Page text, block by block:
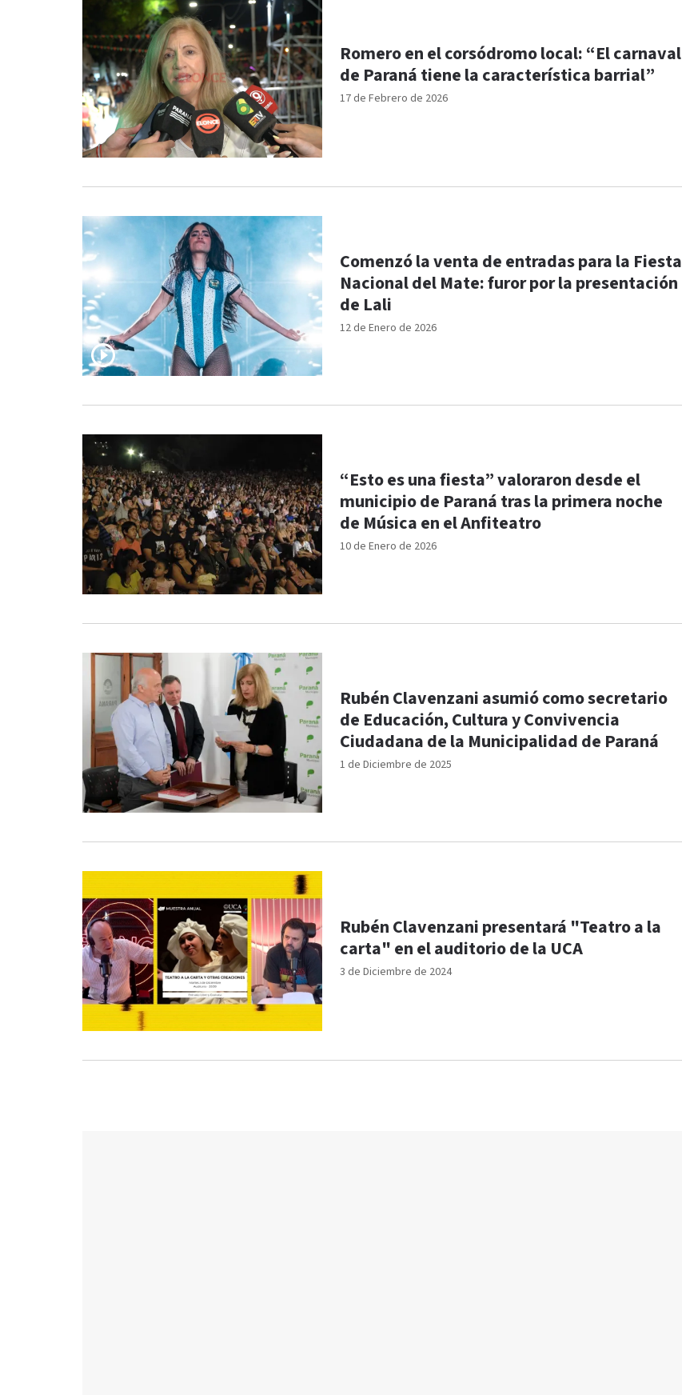
17 de Febrero de 2026
Romero en el corsódromo local: “El carnaval
de Paraná tiene la característica barrial”
12 de Enero de 2026
Comenzó la venta de entradas para la Fiesta
Nacional del Mate: furor por la presentación
de Lali
10 de Enero de 2026
“Esto es una fiesta” valoraron desde el
municipio de Paraná tras la primera noche
de Música en el Anfiteatro
1 de Diciembre de 2025
Rubén Clavenzani asumió como secretario
de Educación, Cultura y Convivencia
Ciudadana de la Municipalidad de Paraná
3 de Diciembre de 2024
Rubén Clavenzani presentará "Teatro a la
carta" en el auditorio de la UCA